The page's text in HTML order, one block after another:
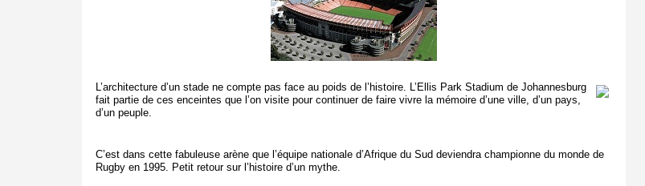
L’architecture d’un stade ne compte pas face au poids de l’histoire. L’Ellis Park Stadium de Johannesburg
fait partie de ces enceintes que l’on visite pour continuer de faire vivre la mémoire d’une ville, d’un pays,
d’un peuple.
C’est dans cette fabuleuse arène que l’équipe nationale d’Afrique du Sud deviendra championne du monde de
Rugby en 1995. Petit retour sur l’histoire d’un mythe.